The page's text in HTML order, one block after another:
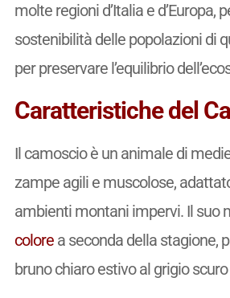
molte regioni d’Italia e d’Europa,
sostenibilità delle popolazioni di
per preservare l’equilibrio
Caratteristiche del
Il camoscio è un animale di
zampe agili e muscolose,
ambienti montani impervi. Il suo
colorea seconda della stagione,
bruno chiaro estivo al grigio